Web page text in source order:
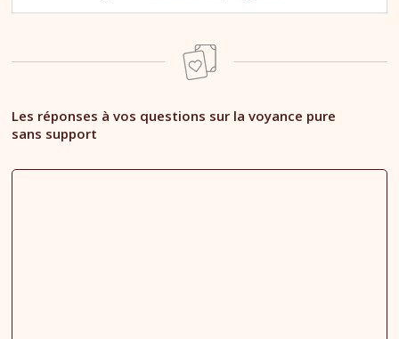
Les réponses à vos questions sur la voyance pure
sans support